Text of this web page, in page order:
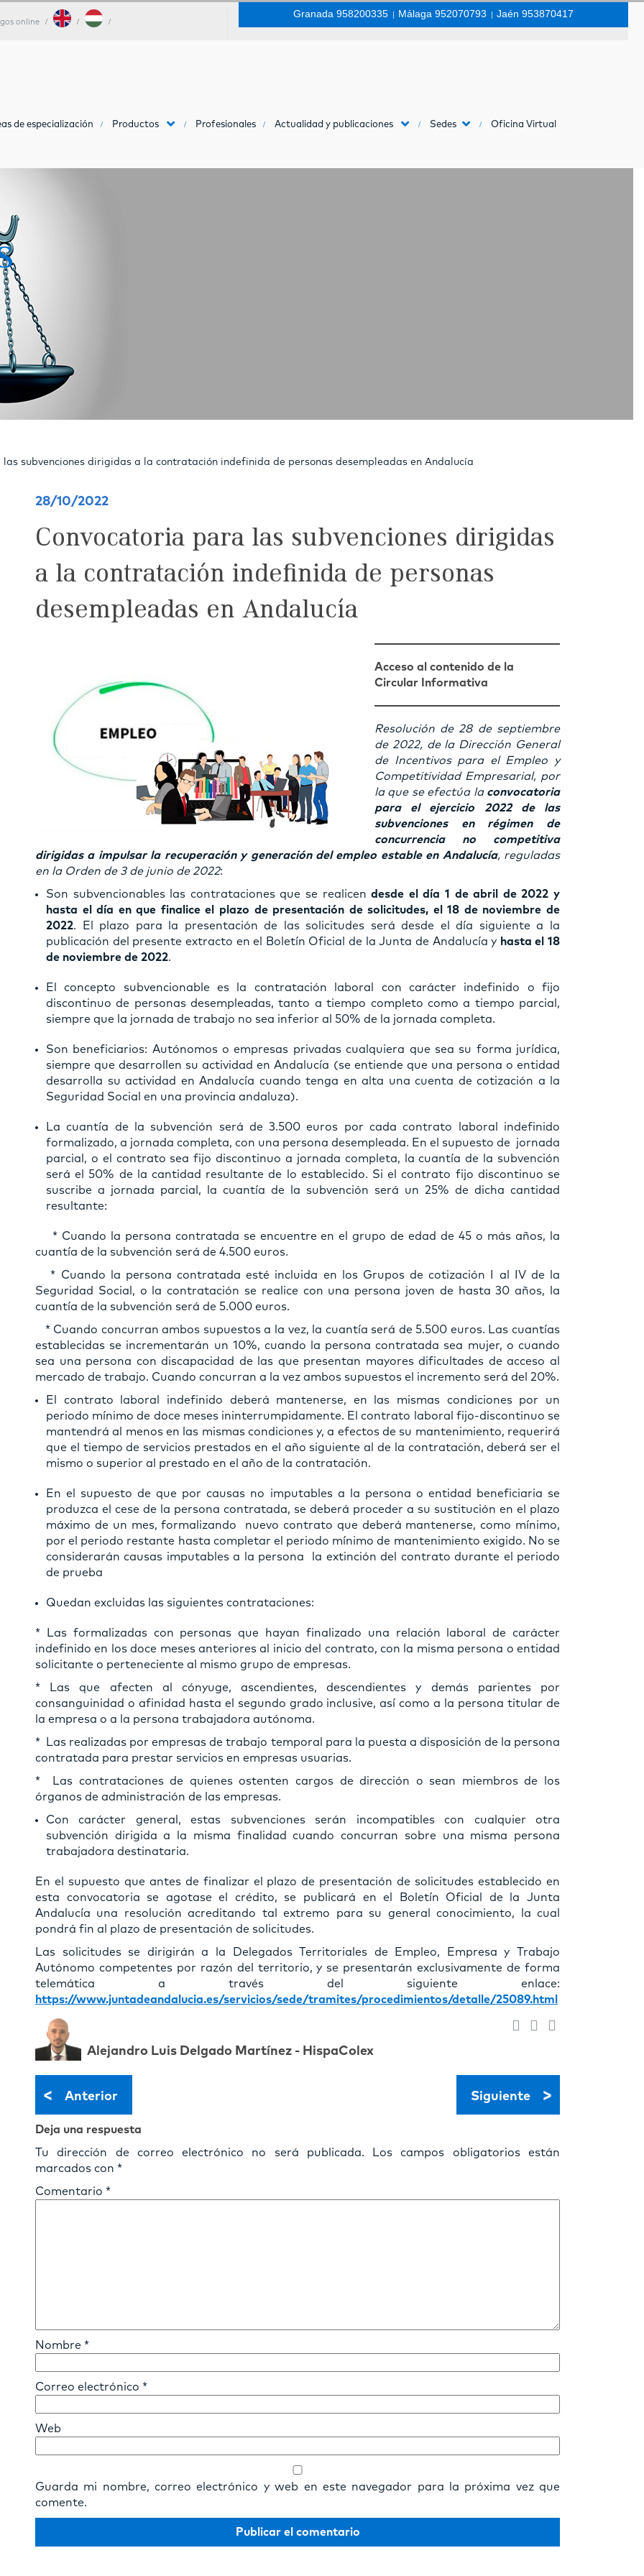
online
Granada 958200335 | Málaga 952070793 | Jaén 953870417
de especialización Productos Profesionales Actualidad y publicaciones Sedes Oficina Virtual
subvenciones dirigidas a la contratación indefinida de personas desempleadas en Andalucía
28/10/2022
Convocatoria para las subvenciones dirigidas
a la contratación indefinida de personas
desempleadas en Andalucía
Acceso al contenido de la
Circular Informativa
Resolución de 28 de septiembre
de 2022, de la Dirección General
de Incentivos para el Empleo y
Competitividad Empresarial, por
la que se efectúa la convocatoria
para el ejercicio 2022 de las
subvenciones en régimen de
concurrencia no competitiva
dirigidas a impulsar la recuperación y generación del empleo estable en Andalucía, reguladas
en la Orden de 3 de junio de 2022:
Son subvencionables las contrataciones que se realicendesde el día 1 de abril de 2022 y
hasta el día en que finalice el plazo de presentación de solicitudes, el 18 de noviembre de
2022. El plazo para la presentación de las solicitudes será desde el día siguiente a la
publicación del presente extracto en el Boletín Oficial de la Junta de Andalucía y hasta el 18
de noviembre de 2022.
El concepto subvencionable es la contratación laboral con carácter indefinido o fijo
discontinuo de personas desempleadas, tanto a tiempo completo como a tiempo parcial,
siempre que la jornada de trabajo no sea inferior al 50% de la jornada completa.
Son beneficiarios: Autónomos o empresas privadas cualquiera que sea su forma jurídica,
siempre que desarrollen su actividad en Andalucía (se entiende que una persona o entidad
desarrolla su actividad en Andalucía cuando tenga en alta una cuenta de cotización a la
Seguridad Social en una provincia andaluza).
La cuantía de la subvención será de 3.500 euros por cada contrato laboral indefinido
formalizado, a jornada completa, con una persona desempleada. En el supuesto de jornada
parcial, o el contrato sea fijo discontinuo a jornada completa, la cuantía de la subvención
será el 50% de la cantidad resultante de lo establecido. Si el contrato fijo discontinuo se
suscribe a jornada parcial, la cuantía de la subvención será un 25% de dicha cantidad
resultante:
* Cuando la persona contratada se encuentre en el grupo de edad de 45 o más años, la
cuantía de la subvención será de 4.500 euros.
* Cuando la persona contratada esté incluida en los Grupos de cotización I al IV de la
Seguridad Social, o la contratación se realice con una persona joven de hasta 30 años, la
cuantía de la subvención será de 5.000 euros.
* Cuando concurran ambos supuestos a la vez, la cuantía será de 5.500 euros. Las cuantías
establecidas se incrementarán un 10%, cuando la persona contratada sea mujer, o cuando
sea una persona con discapacidad de las que presentan mayores dificultades de acceso al
mercado de trabajo. Cuando concurran a la vez ambos supuestos el incremento será del 20%.
El contrato laboral indefinido deberá mantenerse, en las mismas condiciones por un
periodo mínimo de doce meses ininterrumpidamente. El contrato laboral fijo-discontinuo se
mantendrá al menos en las mismas condiciones y, a efectos de su mantenimiento, requerirá
que el tiempo de servicios prestados en el año siguiente al de la contratación, deberá ser el
mismo o superior al prestado en el año de la contratación.
En el supuesto de que por causas no imputables a la persona o entidad beneficiaria se
produzca el cese de la persona contratada, se deberá proceder a su sustitución en el plazo
máximo de un mes, formalizando nuevo contrato que deberá mantenerse, como mínimo,
por el periodo restante hasta completar el periodo mínimo de mantenimiento exigido. No se
considerarán causas imputables a la persona la extinción del contrato durante el periodo
de prueba
Quedan excluidas las siguientes contrataciones:
* Las formalizadas con personas que hayan finalizado una relación laboral de carácter
indefinido en los doce meses anteriores al inicio del contrato, con la misma persona o entidad
solicitante o perteneciente al mismo grupo de empresas.
* Las que afecten al cónyuge, ascendientes, descendientes y demás parientes por
consanguinidad o afinidad hasta el segundo grado inclusive, así como a la persona titular de
la empresa o a la persona trabajadora autónoma.
* Las realizadas por empresas de trabajo temporal para la puesta a disposición de la persona
contratada para prestar servicios en empresas usuarias.
* Las contrataciones de quienes ostenten cargos de dirección o sean miembros de los
órganos de administración de las empresas.
Con carácter general, estas subvenciones serán incompatibles con cualquier otra
subvención dirigida a la misma finalidad cuando concurran sobre una misma persona
trabajadora destinataria.
En el supuesto que antes de finalizar el plazo de presentación de solicitudes establecido en
esta convocatoria se agotase el crédito, se publicará en el Boletín Oficial de la Junta
Andalucía una resolución acreditando tal extremo para su general conocimiento, la cual
pondrá fin al plazo de presentación de solicitudes.
Las solicitudes se dirigirán a la Delegados Territoriales de Empleo, Empresa y Trabajo
Autónomo competentes por razón del territorio, y se presentarán exclusivamente de forma
telemática a través del siguiente enlace:
https://www.juntadeandalucia.es/servicios/sede/tramites/procedimientos/detalle/25089.html
Alejandro Luis Delgado Martínez - HispaColex
< Anterior Siguiente >
Deja una respuesta
Tu dirección de correo electrónico no será publicada.
Los campos obligatorios están
marcados con *
Comentario *
Nombre *
Correo electrónico *
Web
Guarda mi nombre, correo electrónico y web en este navegador para la próxima vez que
comente.